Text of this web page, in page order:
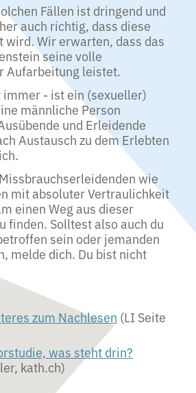
Fällen ist dringend und
auch richtig, dass diese
Wir erwarten, dass das
seine volle
Aufarbeitung leistet.
- ist ein (sexueller)
männliche Person
und Erleidende
Austausch zu dem Erlebten
wie
mit absoluter Vertraulichkeit
einen Weg aus dieser
finden. Solltest also auch du
sein oder jemanden
melde dich. Du bist nicht
zum Nachlesen (LI Seite
was steht drin?
kath.ch)